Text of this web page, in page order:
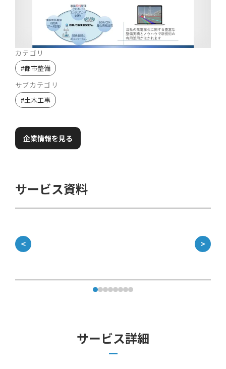
カテゴリ
#都市整備
サブカテゴリ
#土木工事
企業情報を見る
サービス資料
＜ ＞
サービス詳細